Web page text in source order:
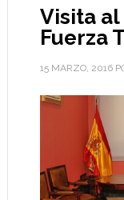
Visita
Fuerza
15 MARZO, 2016